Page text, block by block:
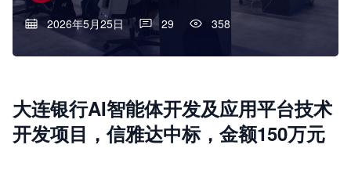
2026年5月25日 29 358
大连银行AI智能体开发及应用平台技术
开发项目，信雅达中标，金额150万元